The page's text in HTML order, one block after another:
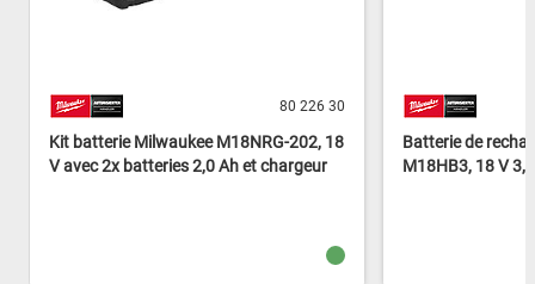
80 226 30
Kit batterie Milwaukee M18NRG-202, 18
V avec 2x batteries 2,0 Ah et chargeur
Batterie de
M18HB3, 18 V